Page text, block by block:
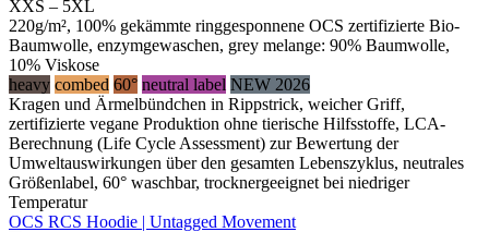
XXS – 5XL
220g/m², 100% gekämmte ringgesponnene OCS zertifizierte Bio-
Baumwolle, enzymgewaschen, grey melange: 90% Baumwolle,
10% Viskose
heavy combed 60° neutral label NEW 2026
Kragen und Ärmelbündchen in Rippstrick, weicher Griff,
zertifizierte vegane Produktion ohne tierische Hilfsstoffe, LCA-
Berechnung (Life Cycle Assessment) zur Bewertung der
Umweltauswirkungen über den gesamten Lebenszyklus, neutrales
Größenlabel, 60° waschbar, trocknergeeignet bei niedriger
Temperatur
OCS RCS Hoodie | Untagged Movement